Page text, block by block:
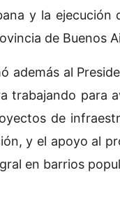
y la ejecución
de Buenos
además al
trabajando para
de
y el apoyo al
en barrios